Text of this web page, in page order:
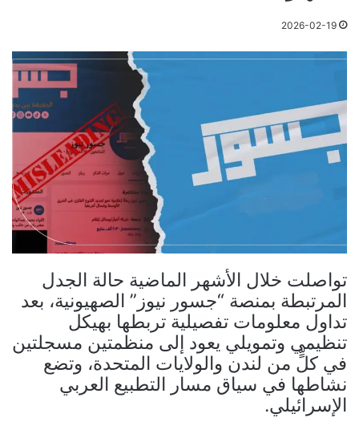
2026-02-19
تواصلت خلال الأشهر الماضية حالة الجدل
المرتبطة بمنصة “جسور نيوز” الصهيونية، بعد
تداول معلومات تفصيلية تربطها بهيكل
تنظيمي وتمويلي يعود إلى منظمتين مسجلتين
في كلٍّ من لندن والولايات المتحدة، وتضع
نشاطها في سياق مسار التطبيع العربي
الإسرائيلي.